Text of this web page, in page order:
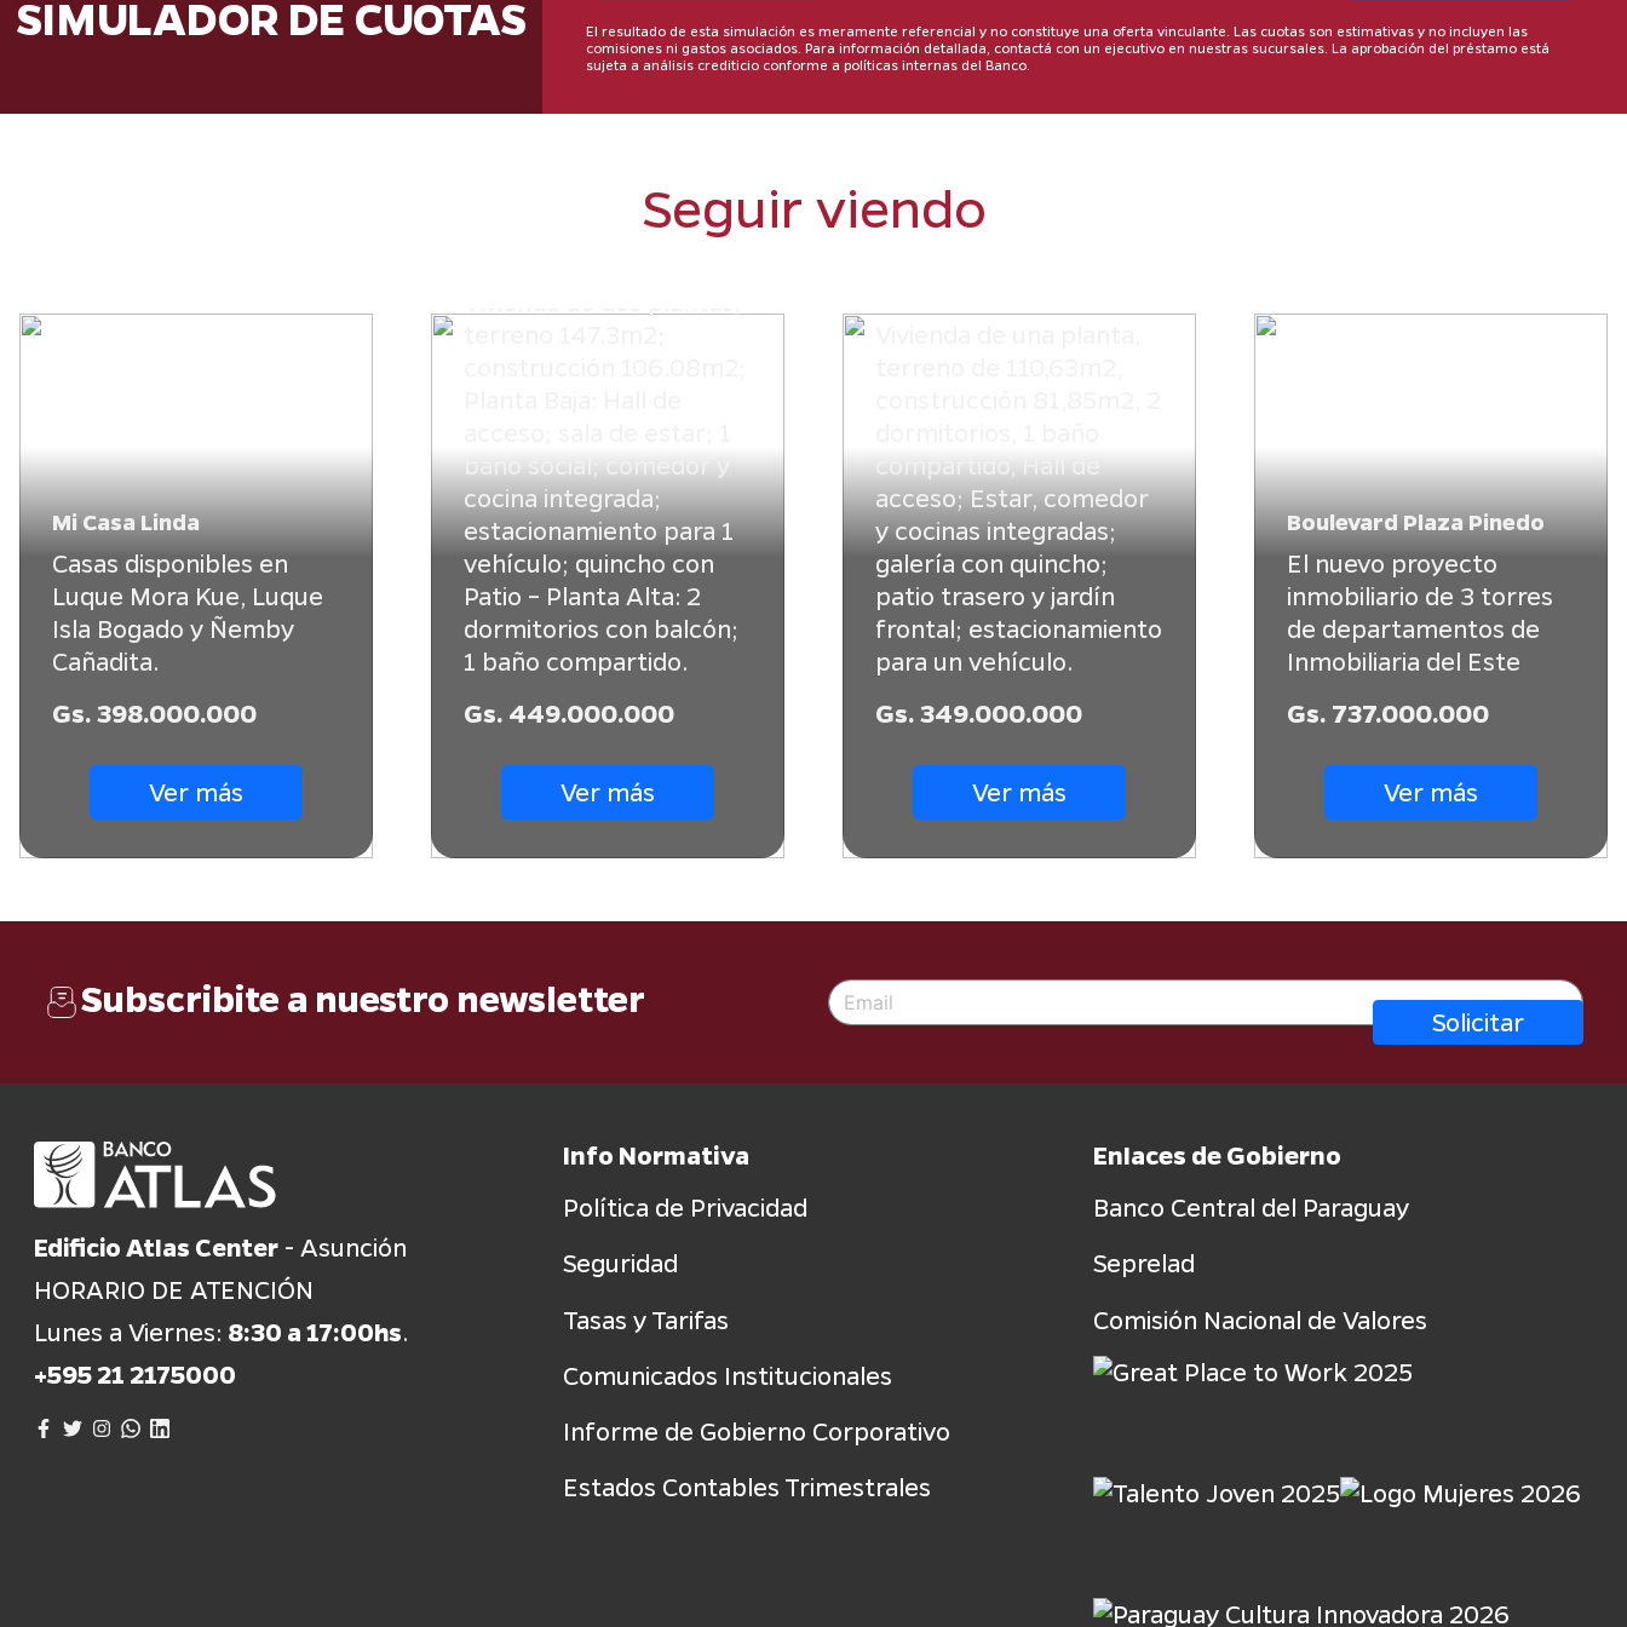
SIMULADOR DE CUOTAS
El resultado de esta simulación es meramente referencial y no constituye una oferta vinculante. Las cuotas son estimativas y no incluyen las
comisiones ni gastos asociados. Para información detallada, contactá con un ejecutivo en nuestras sucursales. La aprobación del préstamo está
sujeta a análisis crediticio conforme a políticas internas del Banco.
Seguir viendo
Mi Casa Linda
Casas disponibles en
Luque Mora Kue, Luque
Isla Bogado y Ñemby
Cañadita.
Gs. 398.000.000
Ver más
Hogares de Luque -
baño social; comedor y
cocina integrada;
estacionamiento para 1
vehículo; quincho con
Patio – Planta Alta: 2
dormitorios con balcón;
1 baño compartido.
Gs. 449.000.000
Ver más
Hogares de Luque –
compartido, Hall de
acceso; Estar, comedor
y cocinas integradas;
galería con quincho;
patio trasero y jardín
frontal; estacionamiento
para un vehículo.
Gs. 349.000.000
Ver más
Boulevard Plaza Pinedo
El nuevo proyecto
inmobiliario de 3 torres
de departamentos de
Inmobiliaria del Este
Gs. 737.000.000
Ver más
Subscribite a nuestro newsletter
Solicitar
Edificio Atlas Center - Asunción
HORARIO DE ATENCIÓN
Lunes a Viernes: 8:30 a 17:00hs.
+595 21 2175000
Info Normativa
Política de Privacidad
Seguridad
Tasas y Tarifas
Comunicados Institucionales
Informe de Gobierno Corporativo
Estados Contables Trimestrales
Enlaces de Gobierno
Banco Central del Paraguay
Seprelad
Comisión Nacional de Valores